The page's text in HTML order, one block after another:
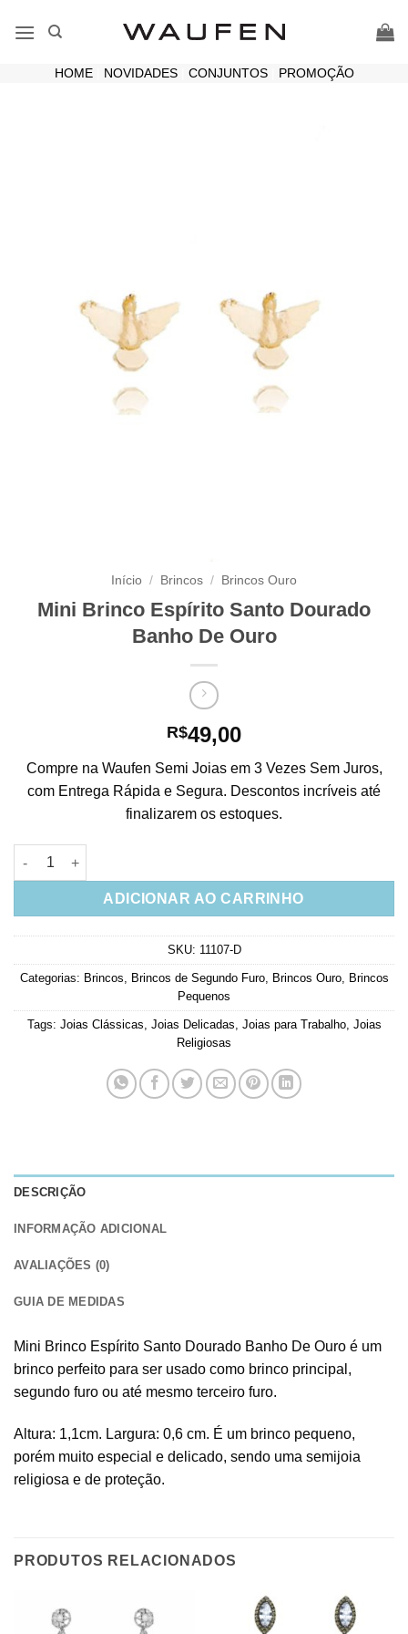
HOME| NOVIDADES| CONJUNTOS| PROMOÇÃO
Início / Brincos / Brincos Ouro
Mini Brinco Espírito Santo Dourado
Banho De Ouro
R$49,00
Compre na Waufen Semi Joias em 3 Vezes Sem Juros,
com Entrega Rápida e Segura. Descontos incríveis até
finalizarem os estoques.
Mini Brinco Espírito Santo Dourado Banho De Ouro quantidade
ADICIONAR AO CARRINHO
SKU: 11107-D
Categorias: Brincos, Brincos de Segundo Furo, Brincos Ouro, Brincos
Pequenos
Tags: Joias Clássicas, Joias Delicadas, Joias para Trabalho, Joias
Religiosas
DESCRIÇÃO
INFORMAÇÃO ADICIONAL
AVALIAÇÕES (0)
GUIA DE MEDIDAS
Mini Brinco Espírito Santo Dourado Banho De Ouro é um
brinco perfeito para ser usado como brinco principal,
segundo furo ou até mesmo terceiro furo.
Altura: 1,1cm. Largura: 0,6 cm. É um brinco pequeno,
porém muito especial e delicado, sendo uma semijoia
religiosa e de proteção.
PRODUTOS RELACIONADOS